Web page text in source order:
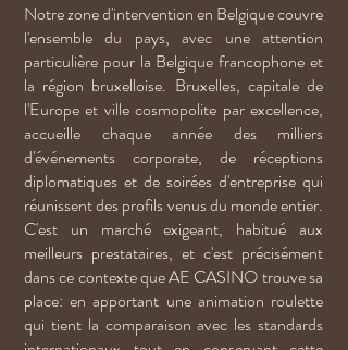
Notre zone d'intervention en Belgique couvre
l'ensemble du pays, avec une attention
particulière pour la Belgique francophone et
la région bruxelloise. Bruxelles, capitale de
l'Europe et ville cosmopolite par excellence,
accueille chaque année des milliers
d'événements corporate, de réceptions
diplomatiques et de soirées d'entreprise qui
réunissent des profils venus du monde entier.
C'est un marché exigeant, habitué aux
meilleurs prestataires, et c'est précisément
dans ce contexte que AE CASINO trouve sa
place: en apportant une animation roulette
qui tient la comparaison avec les standards